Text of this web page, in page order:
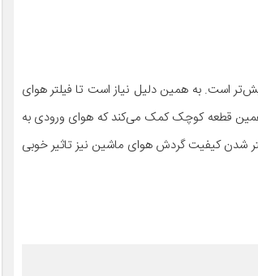
است. به همین دلیل نیاز است تا فیلتر هوای
همین قطعه کوچک کمک می‌کند که هوای ورودی به
شدن کیفیت گردش هوای ماشین نیز تاثیر خوبی